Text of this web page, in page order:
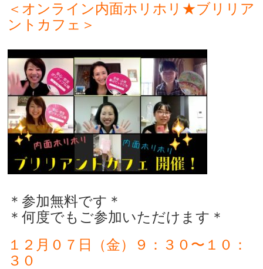
＜オンライン内面ホリホリ★ブリリア
ントカフェ＞
＊参加無料です＊
＊何度でもご参加いただけます＊
１２月０７日（金）９：３０〜１０：
３０